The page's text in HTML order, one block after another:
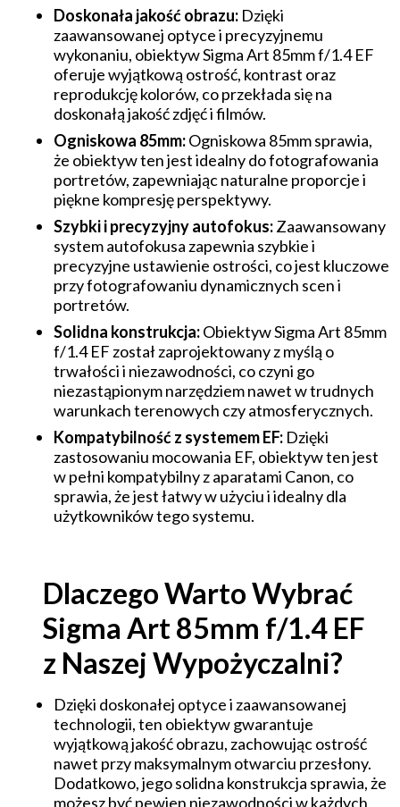
Doskonała jakość obrazu: Dzięki
zaawansowanej optyce i precyzyjnemu
wykonaniu, obiektyw Sigma Art 85mm f/1.4 EF
oferuje wyjątkową ostrość, kontrast oraz
reprodukcję kolorów, co przekłada się na
doskonałą jakość zdjęć i filmów.
Ogniskowa 85mm:Ogniskowa 85mm sprawia,
że obiektyw ten jest idealny do fotografowania
portretów, zapewniając naturalne proporcje i
piękne kompresję perspektywy.
Szybki i precyzyjny autofokus:Zaawansowany
system autofokusa zapewnia szybkie i
precyzyjne ustawienie ostrości, co jest kluczowe
przy fotografowaniu dynamicznych scen i
portretów.
Solidna konstrukcja:Obiektyw Sigma Art 85mm
f/1.4 EF został zaprojektowany z myślą o
trwałości i niezawodności, co czyni go
niezastąpionym narzędziem nawet w trudnych
warunkach terenowych czy atmosferycznych.
Kompatybilność z systemem EF: Dzięki
zastosowaniu mocowania EF, obiektyw ten jest
w pełni kompatybilny z aparatami Canon, co
sprawia, że jest łatwy w użyciu i idealny dla
użytkowników tego systemu.
Dlaczego Warto Wybrać
Sigma Art 85mm f/1.4 EF
z Naszej Wypożyczalni?
Dzięki doskonałej optyce i zaawansowanej
technologii, ten obiektyw gwarantuje
wyjątkową jakość obrazu, zachowując ostrość
nawet przy maksymalnym otwarciu przesłony.
Dodatkowo, jego solidna konstrukcja sprawia, że
możesz być pewien niezawodności w każdych